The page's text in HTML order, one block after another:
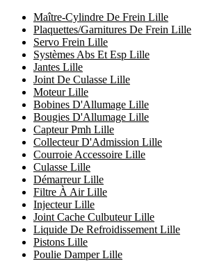
Maître-Cylindre De Frein Lille
Plaquettes/Garnitures De Frein Lille
Servo Frein Lille
Systèmes Abs Et Esp Lille
Jantes Lille
Joint De Culasse Lille
Moteur Lille
Bobines D'Allumage Lille
Bougies D'Allumage Lille
Capteur Pmh Lille
Collecteur D'Admission Lille
Courroie Accessoire Lille
Culasse Lille
Démarreur Lille
Filtre À Air Lille
Injecteur Lille
Joint Cache Culbuteur Lille
Liquide De Refroidissement Lille
Pistons Lille
Poulie Damper Lille